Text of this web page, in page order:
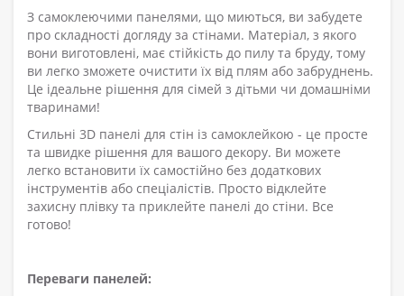
З самоклеючими панелями, що миються, ви забудете
про складності догляду за стінами. Матеріал, з якого
вони виготовлені, має стійкість до пилу та бруду, тому
ви легко зможете очистити їх від плям або забруднень.
Це ідеальне рішення для сімей з дітьми чи домашніми
тваринами!
Стильні 3D панелі для стін із самоклейкою - це просте
та швидке рішення для вашого декору. Ви можете
легко встановити їх самостійно без додаткових
інструментів або спеціалістів. Просто відклейте
захисну плівку та приклейте панелі до стіни. Все
готово!
Переваги панелей: